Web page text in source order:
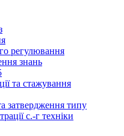
регулювання
знань
та стажування
затвердження типу
с.-г техніки